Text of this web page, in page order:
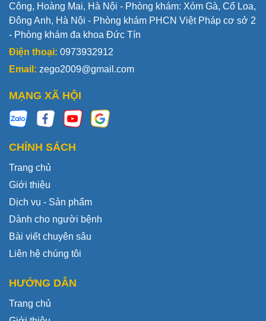
Công, Hoàng Mai, Hà Nội - Phòng khám: Xóm Gà, Cổ Loa,
Đông Anh, Hà Nội - Phòng khám PHCN Việt Pháp cơ sở 2
- Phòng khám đa khoa Đức Tín
Điện thoại: 0973932912
Email: zego2009@gmail.com
MẠNG XÃ HỘI
CHÍNH SÁCH
Trang chủ
Giới thiệu
Dịch vụ - Sản phẩm
Dành cho người bệnh
Bài viết chuyên sâu
Liên hệ chúng tôi
HƯỚNG DẪN
Trang chủ